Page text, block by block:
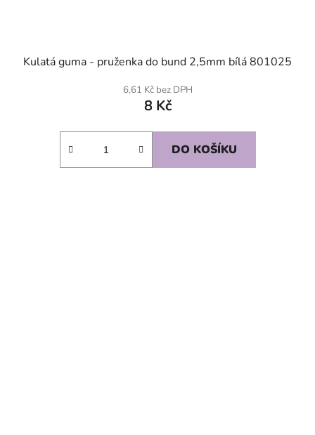
Kulatá guma - pruženka do bund 2,5mm bílá 801025
6,61 Kč bez DPH
8 Kč
DO KOŠÍKU